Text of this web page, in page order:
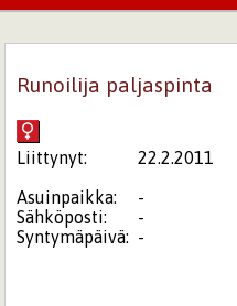
Runoilija paljaspinta
Liittynyt:
22.2.2011
Asuinpaikka:
-
Sähköposti:
-
Syntymäpäivä: -